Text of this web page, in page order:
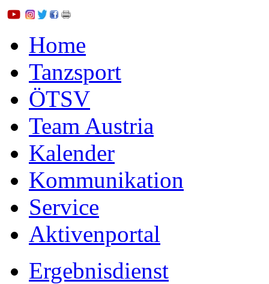
Home
Tanzsport
ÖTSV
Team Austria
Kalender
Kommunikation
Service
Aktivenportal
Ergebnisdienst